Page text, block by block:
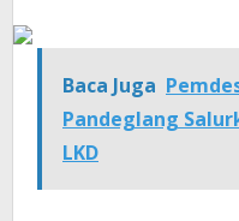
Baca Juga
Pandeglang
LKD